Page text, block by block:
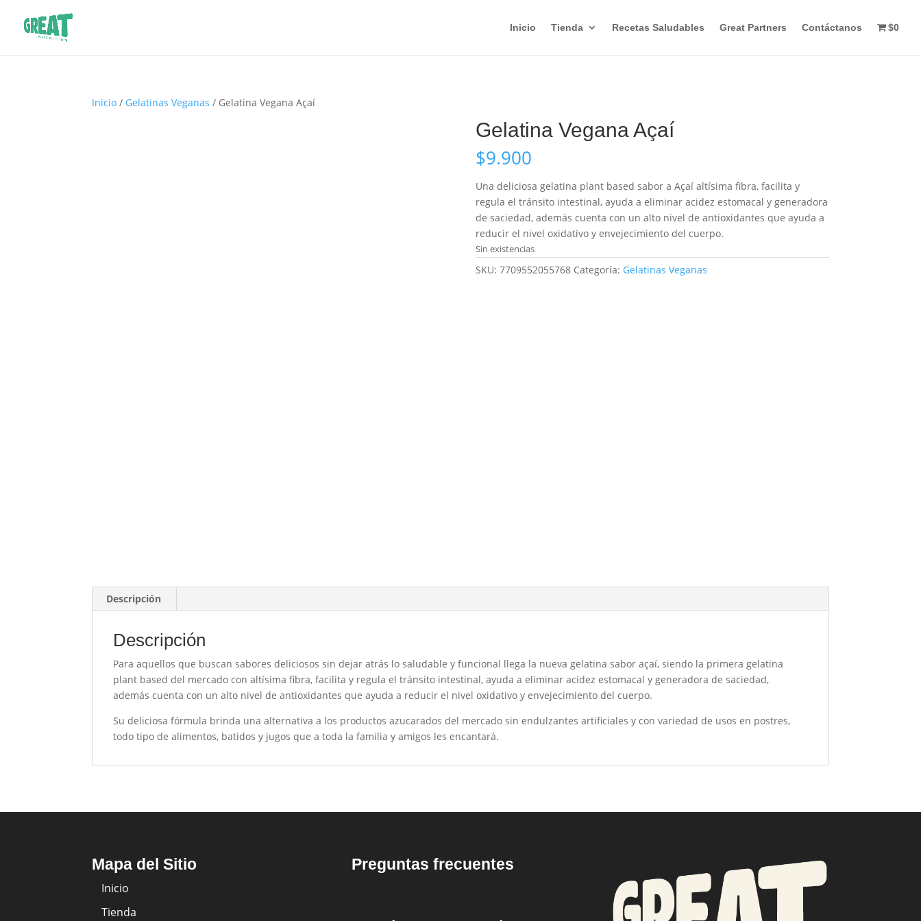
Inicio Tienda Recetas Saludables Great Partners Contáctanos $0
Inicio / Gelatinas Veganas / Gelatina Vegana Açaí
Gelatina Vegana Açaí
$9.900
Una deliciosa gelatina plant based sabor a Açaí altísima fibra, facilita y
regula el tránsito intestinal, ayuda a eliminar acidez estomacal y generadora
de saciedad, además cuenta con un alto nivel de antioxidantes que ayuda a
reducir el nivel oxidativo y envejecimiento del cuerpo.
Sin existencias
SKU: 7709552055768 Categoría: Gelatinas Veganas
Descripción
Descripción
Para aquellos que buscan sabores deliciosos sin dejar atrás lo saludable y funcional llega la nueva gelatina sabor açaí, siendo la primera gelatina
plant based del mercado con altísima fibra, facilita y regula el tránsito intestinal, ayuda a eliminar acidez estomacal y generadora de saciedad,
además cuenta con un alto nivel de antioxidantes que ayuda a reducir el nivel oxidativo y envejecimiento del cuerpo.
Su deliciosa fórmula brinda una alternativa a los productos azucarados del mercado sin endulzantes artificiales y con variedad de usos en postres,
todo tipo de alimentos, batidos y jugos que a toda la familia y amigos les encantará.
Mapa del Sitio
Inicio
Tienda
Preguntas frecuentes